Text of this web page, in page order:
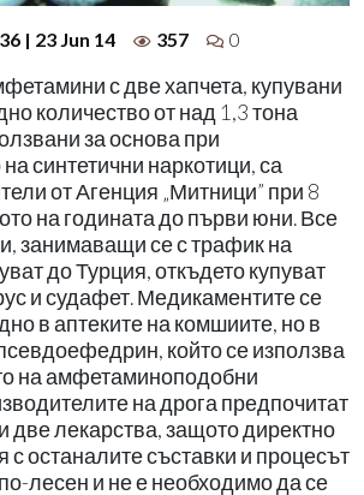
| 23 Jun 14 357 0
с две хапчета, купувани
количество от над 1,3 тона
за основа при
синтетични наркотици, са
от Агенция „Митници” при 8
на годината до първи юни. Все
занимаващи се с трафик на
до Турция, откъдето купуват
и судафет. Медикаментите се
в аптеките на комшиите, но в
който се използва
на амфетаминоподобни
на дрога предпочитат
две лекарства, защото директно
с останалите съставки и процесът
лесен и не е необходимо да се